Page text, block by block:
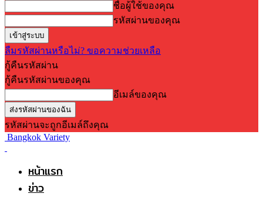
ชื่อผู้ใช้ของคุณ
รหัสผ่านของคุณ
ลืมรหัสผ่านหรือไม่? ขอความช่วยเหลือ
กู้คืนรหัสผ่าน
กู้คืนรหัสผ่านของคุณ
อีเมล์ของคุณ
รหัสผ่านจะถูกอีเมล์ถึงคุณ
Bangkok Variety
หน้าแรก
ข่าว